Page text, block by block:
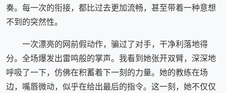
奏。每一次的衔接，都比过去更加流畅，甚至带着一种意想
不到的突然性。
一次漂亮的网前假动作，骗过了对手，干净利落地得
分。全场爆发出雷鸣般的掌声。我看到她张开双臂，深深地
呼吸了一下，仿佛在积蓄着下一刻的力量。她的教练在场
边，嘴唇微动，似乎在给出最后的指令。这一刻，她不仅仅